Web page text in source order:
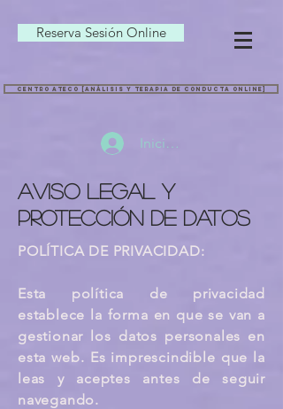
Reserva Sesión Online
CENTRO ATECO [ANÁLISIS Y TERAPIA DE CONDUCTA ONLINE]
Iniciar sesión
aviso legal y
protección de datos
POLÍTICA DE PRIVACIDAD:
Esta política de privacidad
establece la forma en que se van a
gestionar los datos personales en
esta web. Es imprescindible que la
leas y aceptes antes de seguir
navegando.